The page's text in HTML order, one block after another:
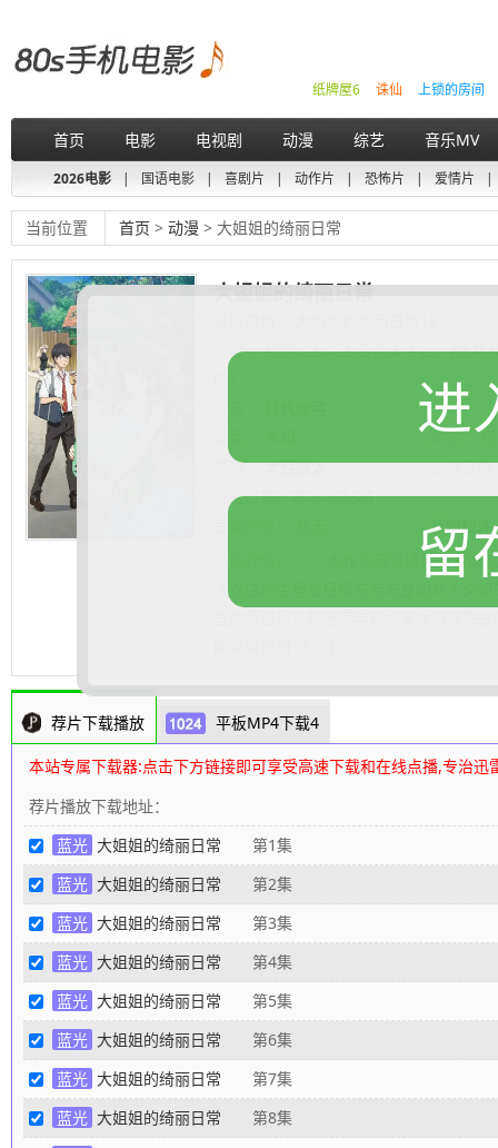
上锁的房间
诛仙
纸牌屋6
首页 电影 电视剧 动漫 综艺 音乐MV
2026电影 | 国语电影 | 喜剧片 | 动作片 | 恐怖片 | 爱情片 |
当前位置 首页 > 动漫 > 大姐姐的绮丽日常
大姐姐的绮丽日常
又名：綺麗にしてもらえますか。/能帮
地区：
导演： 大西健太
上映日期
更新日期：2026-03-24
豆瓣短评
本作以温泉涌动的海滨城
洗衣店的主角金目绵花奈与身边众人交
荐片下载播放 平板MP4下载4
本站专属下载器:点击下方链接即可享受高速下载和在线点播,专治迅
荐片播放下载地址：
蓝光 大姐姐的绮丽日常 第1集
蓝光 大姐姐的绮丽日常 第2集
蓝光 大姐姐的绮丽日常 第3集
蓝光 大姐姐的绮丽日常 第4集
蓝光 大姐姐的绮丽日常 第5集
蓝光 大姐姐的绮丽日常 第6集
蓝光 大姐姐的绮丽日常 第7集
蓝光 大姐姐的绮丽日常 第8集
进
留